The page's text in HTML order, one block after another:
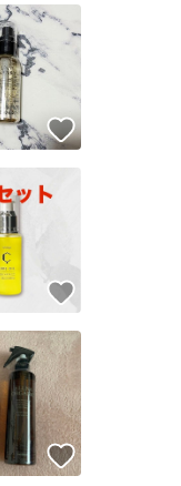
を保証しているものでは
ーは高頻度で24時間以内＆
は高頻度で24時間以内に発
ーは設定した発送日数内に発
キャンセル
いいね！
いいね！